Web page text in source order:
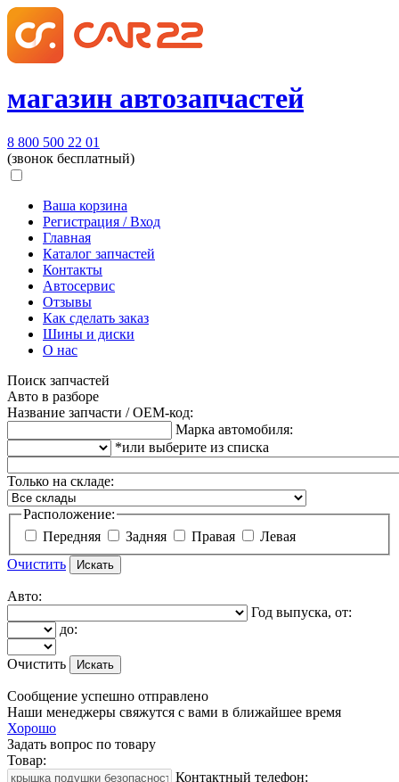
магазин автозапчастей
8 800 500 22 01
(звонок бесплатный)
Ваша корзина
Регистрация / Вход
Главная
Каталог запчастей
Контакты
Автосервис
Отзывы
Как сделать заказ
Шины и диски
О нас
Поиск запчастей
Авто в разборе
Название запчасти / OEM-код:
Марка автомобиля:
*или выберите из списка
Только на складе:
Расположение:
Передняя
Задняя Правая
Левая
Очистить
Авто:
Год выпуска, от:
до:
Очистить
Сообщение успешно отправлено
Наши менеджеры свяжутся с вами в ближайшее время
Хорошо
Задать вопрос по товару
Товар:
Контактный телефон: